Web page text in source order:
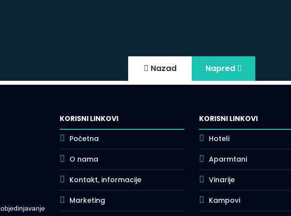
Nazad Napred
KORISNI LINKOVI
Početna
O nama
Kontakt, informacije
Marketing
KORISNI LINKOVI
Hoteli
Aparmtani
Vinarije
Kampovi